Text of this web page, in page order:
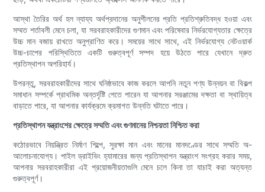
আস্থা তৈরির অর্থ হল ন্যায্য অর্থপ্রদানের অনুশীলনের প্রতি প্রতিশ্রুতিবদ্ধ হওয়া এবং
সম্মত শর্তাবলী মেনে চলা, যা সরবরাহকারীদের গুণমান এবং পরিষেবার নির্ভরযোগ্যতার ক্ষেত্রে
উচ্চ মান বজায় রাখতে অনুপ্রাণিত করে। সময়ের সাথে সাথে, এই নির্ভরযোগ্য নেটওয়ার্ক
উচ্চ-চাপের পরিস্থিতিতে একটি গুরুত্বপূর্ণ সম্পদ হয়ে উঠতে পারে যেখানে দ্রুত
প্রতিস্থাপন অপরিহার্য।
উপরন্তু, সরবরাহকারীদের সাথে ঘনিষ্ঠভাবে কাজ করলে আপনি নতুন পণ্য উন্নয়ন বা বিকল্প
সমাধান সম্পর্কে প্রাথমিক অন্তর্দৃষ্টি পেতে পারেন যা আপনার সরঞ্জামের দক্ষতা বা স্থায়িত্ব
বাড়াতে পারে, যা আপনার কার্যক্রমে ক্রমাগত উন্নতি ঘটাতে পারে।
প্রতিস্থাপন যন্ত্রাংশের ক্ষেত্রে সম্মতি এবং গুণমানের নিশ্চয়তা নিশ্চিত করা
কঠোরভাবে নিয়ন্ত্রিত নির্মাণ শিল্পে, সুরক্ষা মান এবং মানের মানদণ্ডের সাথে সম্মতি অ-
আলোচনাযোগ্য। পাইল ড্রাইভিং হ্যামারের জন্য প্রতিস্থাপন যন্ত্রাংশ সংগ্রহ করার সময়,
আপনার সরবরাহকারীরা এই প্রয়োজনীয়তাগুলি মেনে চলে কিনা তা যাচাই করা অত্যন্ত
গুরুত্বপূর্ণ।